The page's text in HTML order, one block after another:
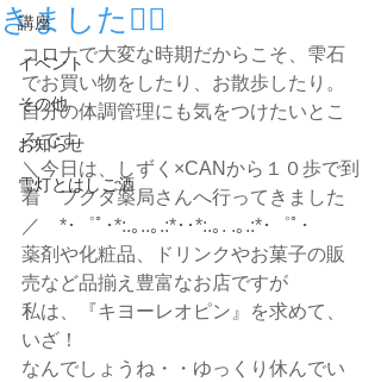
講座
イベント
その他
お知らせ
雪灯とはしご酒
きました🚶‍♀️
コロナで大変な時期だからこそ、雫石
でお買い物をしたり、お散歩したり。
自分の体調管理にも気をつけたいとこ
ろです
＼今日は、しずく×CANから１０歩で到
着　フクダ薬局さんへ行ってきました
／　*･゜ﾟ･*:.｡..｡.:*･･*:.｡. .｡.:*･゜ﾟ･
薬剤や化粧品、ドリンクやお菓子の販
売など品揃え豊富なお店ですが
私は、『キヨーレオピン』を求めて、
いざ！
なんでしょうね・・ゆっくり休んでい